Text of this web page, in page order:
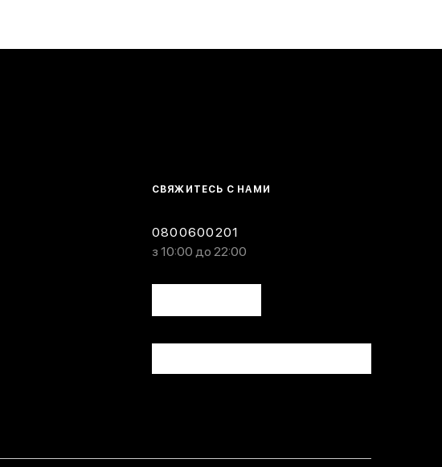
СВЯЖИТЕСЬ С НАМИ
0800600201
з 10:00 до 22:00